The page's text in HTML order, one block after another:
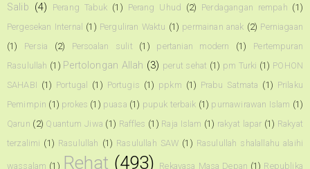
Salib (4) Perang Tabuk (1) Perang Uhud (2) Perdagangan rempah (1)
Pergesekan Internal (1) Perguliran Waktu (1) permainan anak (2) Perniagaan
(1)
Persia (2) Persoalan sulit (1) pertanian modern (1)
Pertempuran
Rasulullah (1) Pertolongan Allah (3) perut sehat (1) pm Turki (1) POHON
SAHABI (1) Portugal (1) Portugis (1) ppkm (1) Prabu Satmata (1) Prilaku
Pemimpin (1) prokes (1) puasa (1) pupuk terbaik (1) purnawirawan Islam (1)
Qarun (2) Quantum Jiwa (1) Raffles (1) Raja Islam (1) rakyat lapar (1) Rakyat
terzalimi (1) Rasulullah (1) Rasulullah SAW (1) Rasulullah shalallahu alaihi
wassalam (1) Rehat (493) Rekayasa Masa Depan (1) Republika